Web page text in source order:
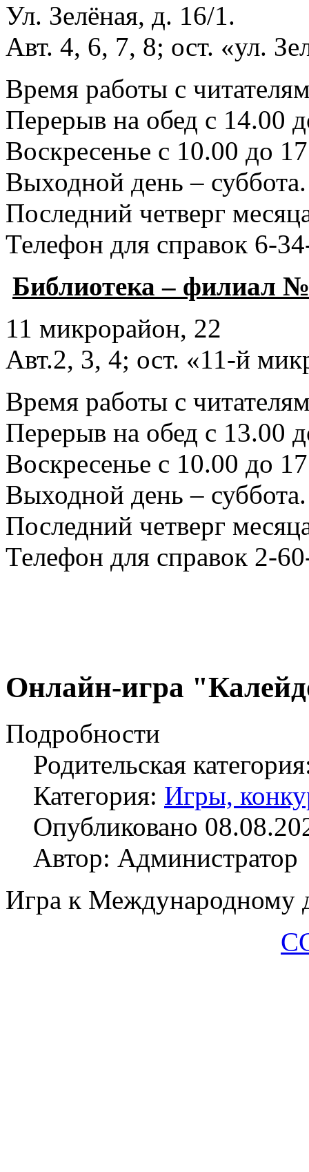
Ул. Зелёная, д. 16/1.
Авт. 4, 6, 7, 8; ост. «ул.
Время работы с
Перерыв на обед с 14.00
Воскресенье с 10.00 до
Выходной день – суббота.
Последний четверг
Телефон для справок 6-
Библиотека – филиал
11 микрорайон, 22
Авт.2, 3, 4; ост. «11-й
Время работы с
Перерыв на обед с 13.00
Воскресенье с 10.00 до
Выходной день – суббота.
Последний четверг
Телефон для справок 2-
Онлайн-игра
Подробности
Родительская
Категория: Игры,
Опубликовано
Автор: Администратор
Игра к Международному